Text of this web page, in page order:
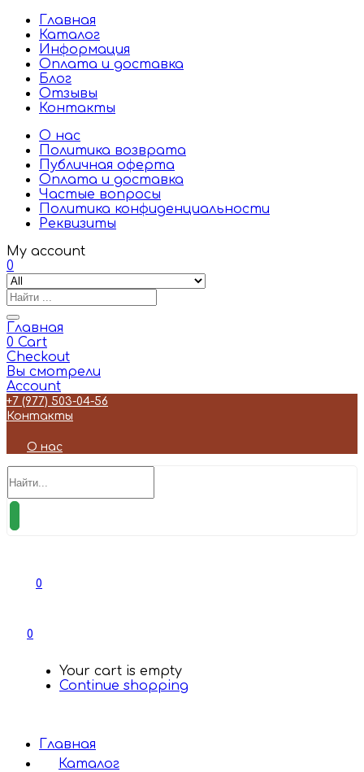
Главная
Каталог
Информация
Оплата и доставка
Блог
Отзывы
Контакты
О нас
Политика возврата
Публичная оферта
Оплата и доставка
Частые вопросы
Политика конфиденциальности
Реквизиты
My account
0
Главная
0 Cart
Checkout
Вы смотрели
Account
+7 (977) 503-04-56
Контакты
О нас
0
0
Your cart is empty
Continue shopping
Главная
Каталог